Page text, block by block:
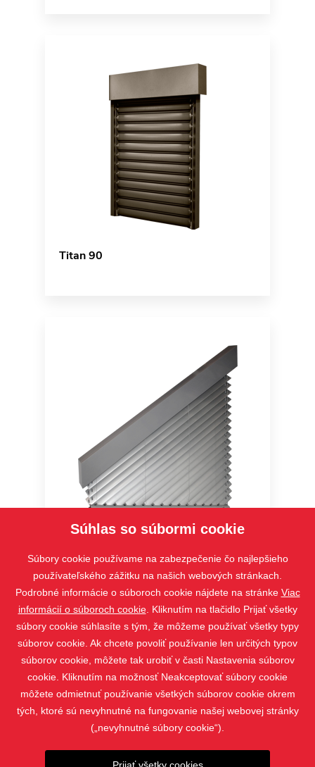
Titan 90
Cetta 80F TE
KONTAKT
Súhlas so súbormi cookie
Súbory cookie používame na zabezpečenie čo najlepšieho
používateľského zážitku na našich webových stránkach.
Podrobné informácie o súboroch cookie nájdete na stránke Viac
informácií o súboroch cookie. Kliknutím na tlačidlo Prijať všetky
súbory cookie súhlasíte s tým, že môžeme používať všetky typy
súborov cookie. Ak chcete povoliť používanie len určitých typov
súborov cookie, môžete tak urobiť v časti Nastavenia súborov
cookie. Kliknutím na možnosť Neakceptovať súbory cookie
môžete odmietnuť používanie všetkých súborov cookie okrem
tých, ktoré sú nevyhnutné na fungovanie našej webovej stránky
(„nevyhnutné súbory cookie“).